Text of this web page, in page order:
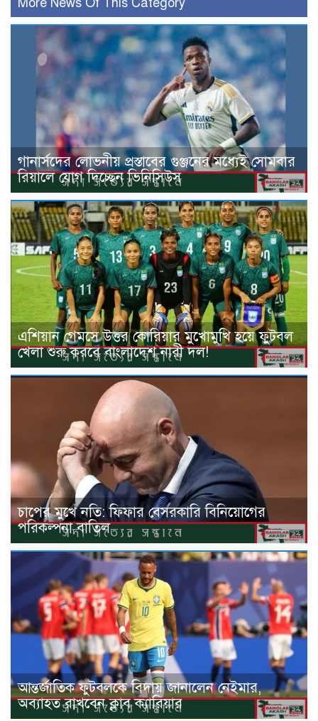
গানার্সদের লোভনীয় প্রস্তাবের গুঞ্জনের মধ্যেই সোমবার
রিয়ালে যোগ দিচ্ছেন ভিনিসিউস
এশিয়ান গেমসে উত্তর কোরিয়ার মুখোমুখি হয়ে ফুটবল
খেলা শুরু করবে বাংলাদেশ নারী দল!
চাপের মুখে নতি: ফিফার বেসরকারি বিনিয়োগের
পরিকল্পনা বাতিল
আন্তর্জাতিক ফুটবলকে বিদায় জানালেন নেইমার,
অব্যাহত রাখবেন ক্লাব ক্যারিয়ার